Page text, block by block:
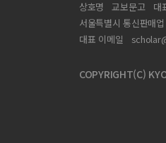
상호명 교보문고 대
서울특별시 통신판매업
대표 이메일
COPYRIGHT(C)